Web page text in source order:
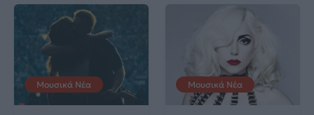
Μουσικά Νέα Μουσικά Νέα